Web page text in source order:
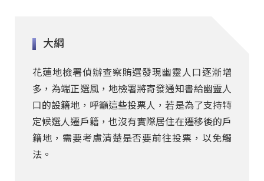
大綱
花蓮地檢署偵辦查察賄選發現幽靈人口逐漸增
多，為端正選風，地檢署將寄發通知書給幽靈人
口的設籍地，呼籲這些投票人，若是為了支持特
定候選人遷戶籍，也沒有實際居住在遷移後的戶
籍地，需要考慮清楚是否要前往投票，以免觸
法。